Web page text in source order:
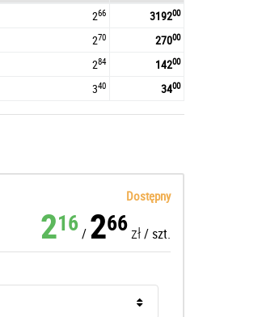
266 319200
270 27000
284 14200
340 3400
Dostępny
216/ 266zł/szt.